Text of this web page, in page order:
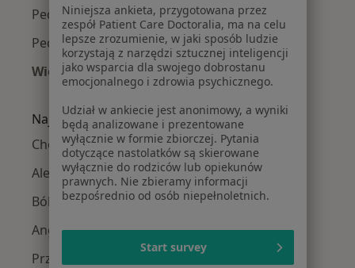
Pediatrzy w Tychach
Pediatrzy w Chorzowie
Więcej (14)
Więcej w kategorii: W pobliżu Katowic
Najczęście leczone choroby
Choroby wieku dziecięcego w Katowicach
Alergia w Katowicach
Bóle brzucha w Katowicach
Angina w Katowicach
Przeziębienie w Katowicach
Niniejsza ankieta, przygotowana przez
zespół Patient Care Doctoralia, ma na celu
lepsze zrozumienie, w jaki sposób ludzie
korzystają z narzędzi sztucznej inteligencji
jako wsparcia dla swojego dobrostanu
emocjonalnego i zdrowia psychicznego.
Udział w ankiecie jest anonimowy, a wyniki
będą analizowane i prezentowane
wyłącznie w formie zbiorczej. Pytania
dotyczące nastolatków są skierowane
wyłącznie do rodziców lub opiekunów
prawnych. Nie zbieramy informacji
bezpośrednio od osób niepełnoletnich.
Start survey